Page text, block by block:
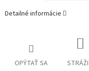
Detailné informácie
OPÝTAŤ SA